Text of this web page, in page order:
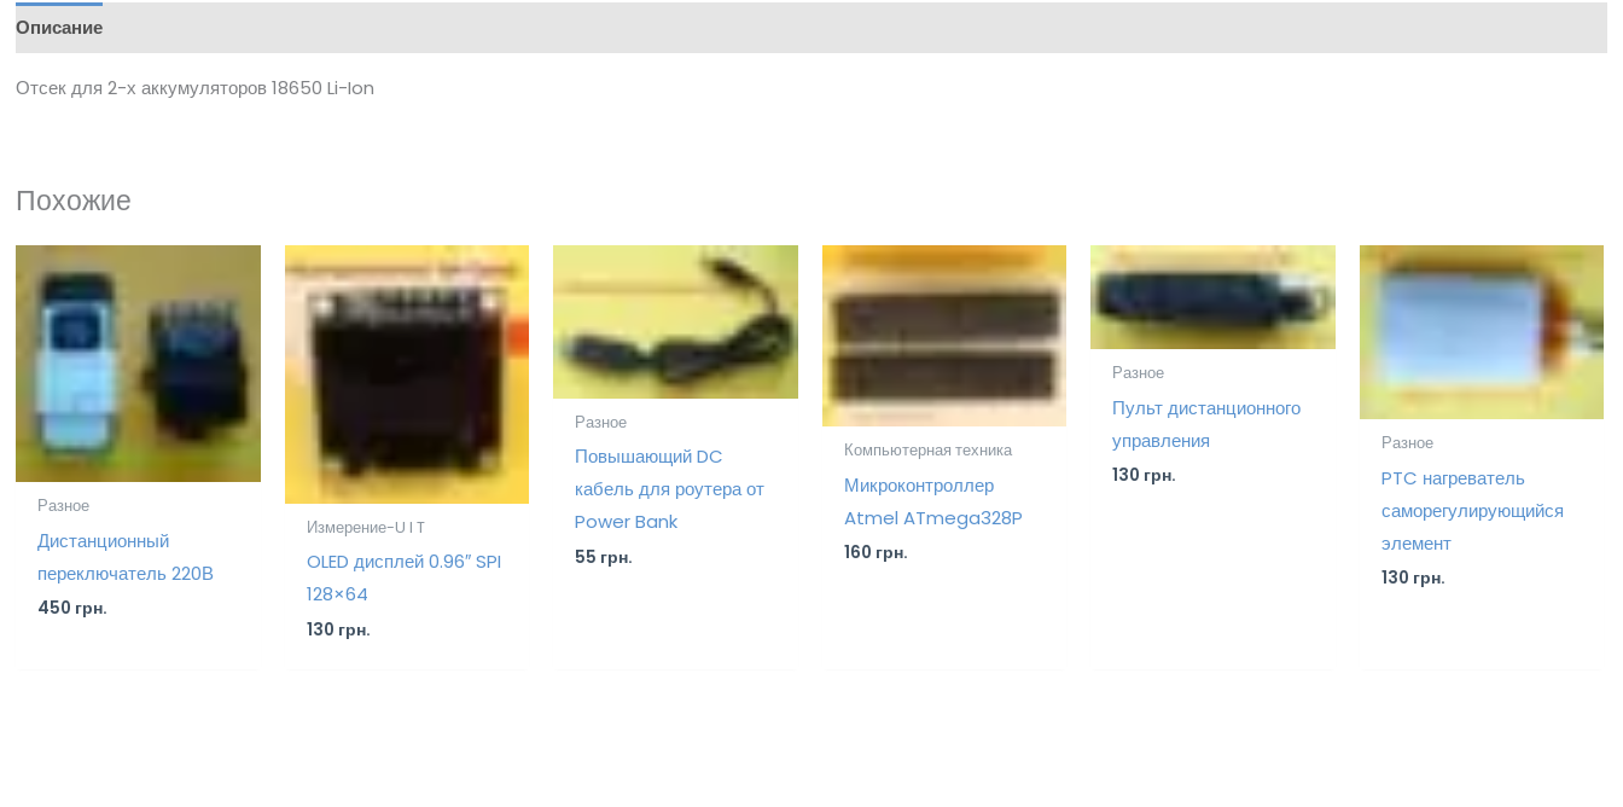
Описание
Отсек для 2-х аккумуляторов 18650 Li-Ion
Похожие
Разное
Дистанционный
переключатель 220В
450 грн.
Измерение-U I T
OLED дисплей 0.96″ SPI
128×64
130 грн.
Разное
Повышающий DC
кабель для роутера от
Power Bank
55 грн.
Компьютерная техника
Микроконтроллер
Atmel ATmega328P
160 грн.
Разное
Пульт дистанционного
управления
130 грн.
Разное
PTC нагреватель
саморегулирующийся
элемент
130 грн.